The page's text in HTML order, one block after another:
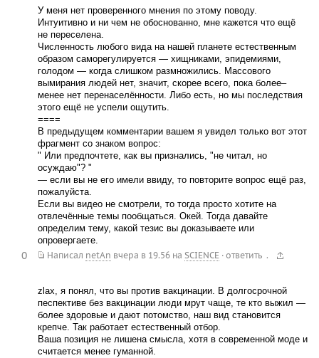
У меня нет проверенного мнения по этому поводу.
Интуитивно и ни чем не обоснованно, мне кажется что ещё
не переселена.
Численность любого вида на нашей планете естественным
образом саморегулируется — хищниками, эпидемиями,
голодом — когда слишком размножились. Массового
вымирания людей нет, значит, скорее всего, пока более–
менее нет перенаселённости. Либо есть, но мы последствия
этого ещё не успели ощутить.
====
В предыдущем комментарии вашем я увидел только вот этот
фрагмент со знаком вопрос:
" Или предпочтете, как вы признались, "не читал, но
осуждаю"? "
— если вы не его имели ввиду, то повторите вопрос ещё раз,
пожалуйста.
Если вы видео не смотрели, то тогда просто хотите на
отвлечённые темы пообщаться. Окей. Тогда давайте
определим тему, какой тезис вы доказываете или
опровергаете.
Написал netAn вчера в 19.56на SCIENCE · ответить .
0
zlax, я понял, что вы против вакцинации. В долгосрочной
песпективе без вакцинации люди мрут чаще, те кто выжил —
более здоровые и дают потомство, наш вид становится
крепче. Так работает естественный отбор.
Ваша позиция не лишена смысла, хотя в современной моде и
считается менее гуманной.